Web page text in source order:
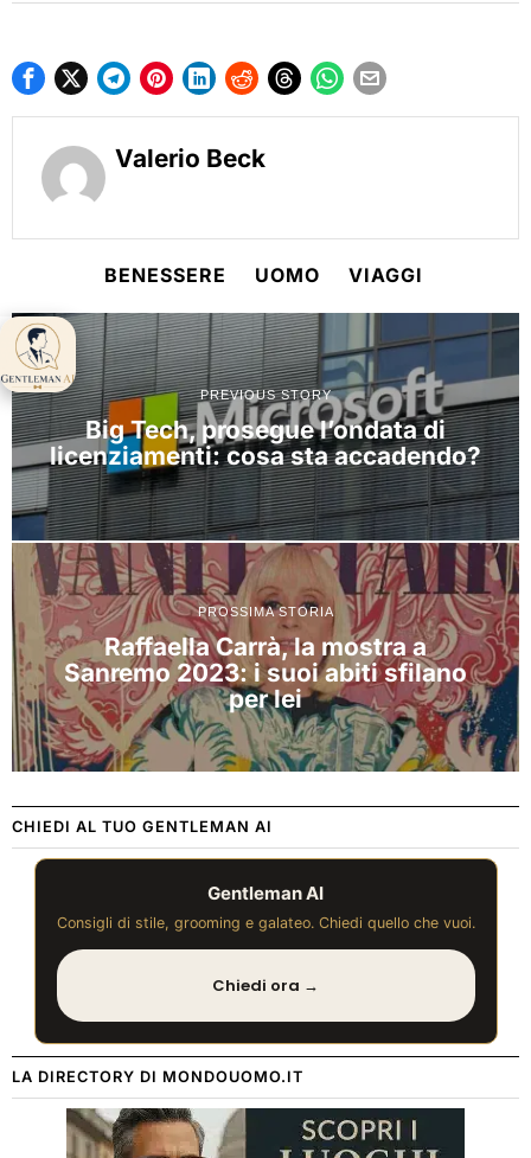
Valerio Beck
BENESSERE UOMO VIAGGI
PREVIOUS STORY
Big Tech, prosegue l’ondata di
licenziamenti: cosa sta accadendo?
PROSSIMA STORIA
Raffaella Carrà, la mostra a
Sanremo 2023: i suoi abiti sfilano
per lei
CHIEDI AL TUO GENTLEMAN AI
Gentleman AI
Consigli di stile, grooming e galateo. Chiedi quello che vuoi.
Chiedi ora →
LA DIRECTORY DI MONDOUOMO.IT
Gentleman AI ti
aspetta 👋